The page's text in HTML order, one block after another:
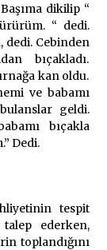
dikilip “
“ dedi.
dedi. Cebinden
bıçakladı.
kan oldu.
ve babamı
geldi.
bıçakla
Dedi.
tespit
ederken,
toplandığını